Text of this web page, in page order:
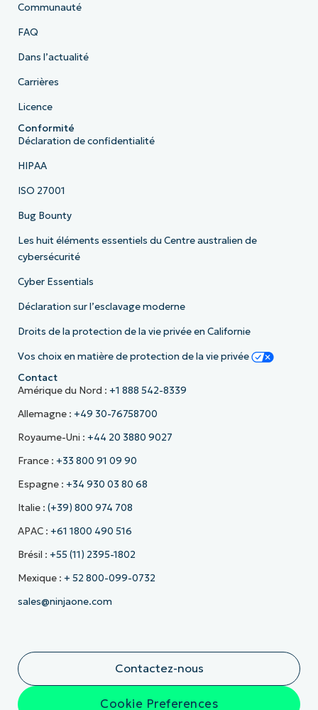
Communauté
FAQ
Dans l’actualité
Carrières
Licence
Conformité
Déclaration de confidentialité
HIPAA
ISO 27001
Bug Bounty
Les huit éléments essentiels du Centre australien de
cybersécurité
Cyber Essentials
Déclaration sur l’esclavage moderne
Droits de la protection de la vie privée en Californie
Vos choix en matière de protection de la vie privée
Contact
Amérique du Nord : +1 888 542-8339
Allemagne : +49 30-76758700
Royaume-Uni : +44 20 3880 9027
France : +33 800 91 09 90
Espagne : +34 930 03 80 68
Italie : (+39) 800 974 708
APAC : +61 1800 490 516
Brésil : +55 (11) 2395-1802
Mexique : + 52 800-099-0732
sales@ninjaone.com
Contactez-nous
Cookie Preferences